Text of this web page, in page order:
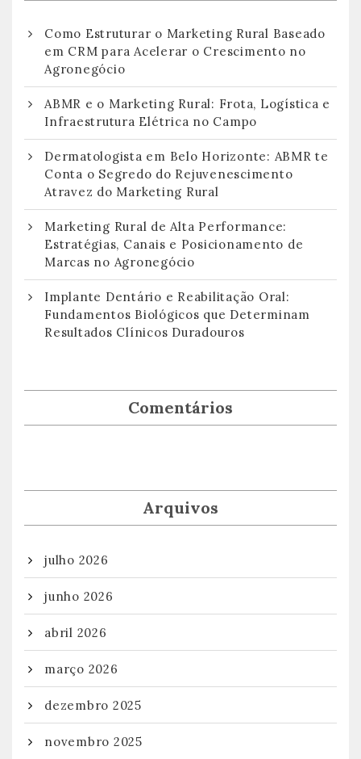
Como Estruturar o Marketing Rural Baseado
em CRM para Acelerar o Crescimento no
Agronegócio
ABMR e o Marketing Rural: Frota, Logística e
Infraestrutura Elétrica no Campo
Dermatologista em Belo Horizonte: ABMR te
Conta o Segredo do Rejuvenescimento
Atravez do Marketing Rural
Marketing Rural de Alta Performance:
Estratégias, Canais e Posicionamento de
Marcas no Agronegócio
Implante Dentário e Reabilitação Oral:
Fundamentos Biológicos que Determinam
Resultados Clínicos Duradouros
Comentários
Arquivos
julho 2026
junho 2026
abril 2026
março 2026
dezembro 2025
novembro 2025